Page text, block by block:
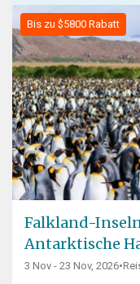
Bis zu $5800 Rabatt
Falkland-
Antarktische
3 Nov - 23 Nov, 2026•